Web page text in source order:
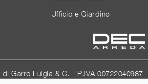
Ufficio e Giardino
Garro Luigia & C. - P.IVA 00722040987 -